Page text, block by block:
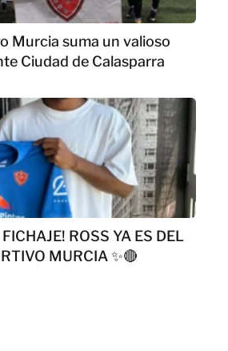
Murcia suma un valioso
Ciudad de Calasparra
FICHAJE! ROSS YA ES DEL
MURCIA ✨🔴